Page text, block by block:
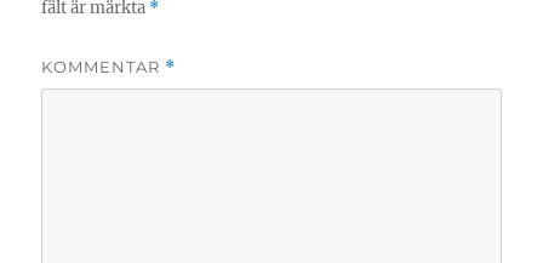
fält är märkta *
KOMMENTAR *